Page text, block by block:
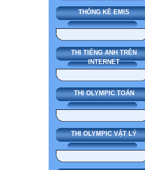
THỐNG KÊ EMIS
THI TIẾNG ANH TRÊN
INTERNET
THI OLYMPIC TOÁN
THI OLYMPIC VẬT LÝ